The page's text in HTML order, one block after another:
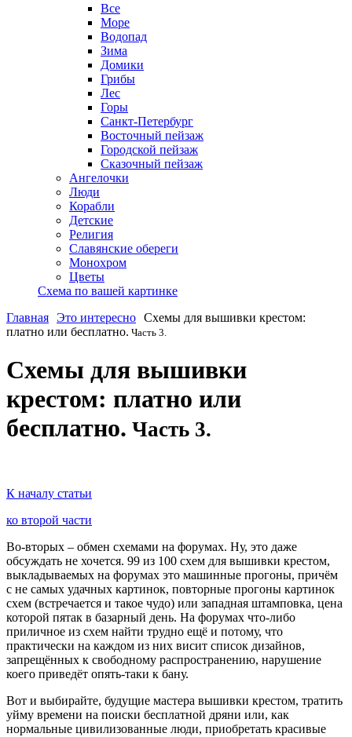
Все
Море
Водопад
Зима
Домики
Грибы
Лес
Горы
Санкт-Петербург
Восточный пейзаж
Городской пейзаж
Сказочный пейзаж
Ангелочки
Люди
Корабли
Детские
Религия
Славянские обереги
Монохром
Цветы
Схема по вашей картинке
Главная Это интересно Схемы для вышивки крестом:
платно или бесплатно. Часть 3.
Схемы для вышивки
крестом: платно или
бесплатно. Часть 3.
К началу статьи
ко второй части
Во-вторых – обмен схемами на форумах. Ну, это даже
обсуждать не хочется. 99 из 100 схем для вышивки крестом,
выкладываемых на форумах это машинные прогоны, причём
с не самых удачных картинок, повторные прогоны картинок
схем (встречается и такое чудо) или западная штамповка, цена
которой пятак в базарный день. На форумах что-либо
приличное из схем найти трудно ещё и потому, что
практически на каждом из них висит список дизайнов,
запрещённых к свободному распространению, нарушение
коего приведёт опять-таки к бану.
Вот и выбирайте, будущие мастера вышивки крестом, тратить
уйму времени на поиски бесплатной дряни или, как
нормальные цивилизованные люди, приобретать красивые